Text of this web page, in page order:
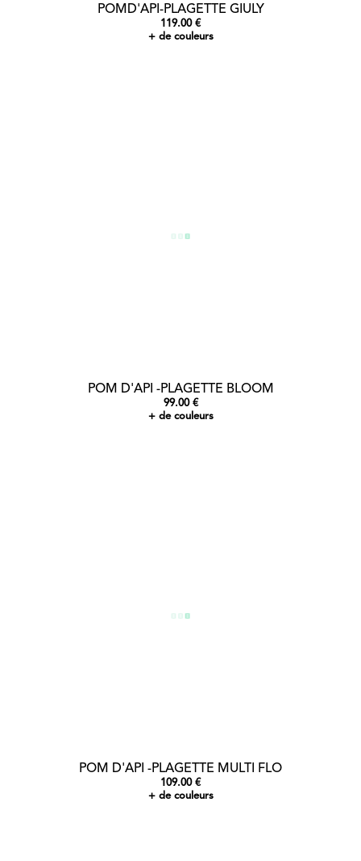
POMD'API-PLAGETTE GIULY
119.00 €
+ de couleurs
POM D'API -PLAGETTE BLOOM
99.00 €
+ de couleurs
POM D'API -PLAGETTE MULTI FLO
109.00 €
+ de couleurs